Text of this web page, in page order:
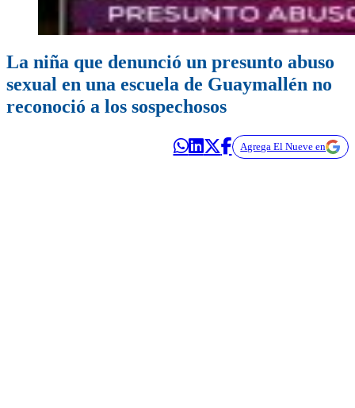
La niña que denunció un presunto abuso
sexual en una escuela de Guaymallén no
reconoció a los sospechosos
Agrega El Nueve en